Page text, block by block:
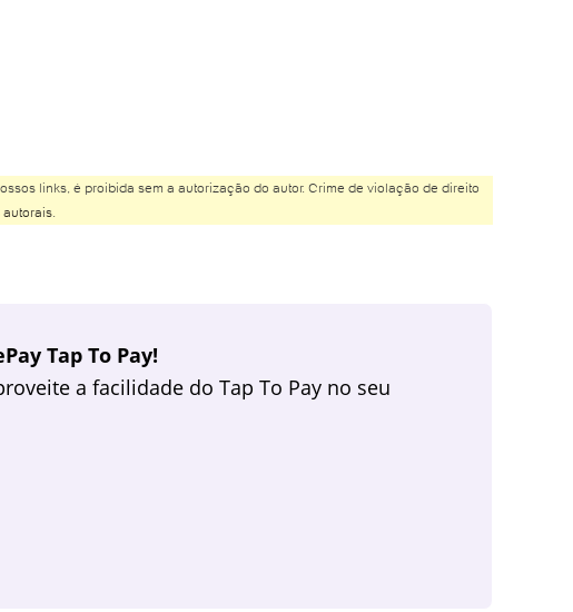
links, é proibida sem a autorização do autor. Crime de violação de direito
.
Tap To Pay!
a facilidade do Tap To Pay no seu